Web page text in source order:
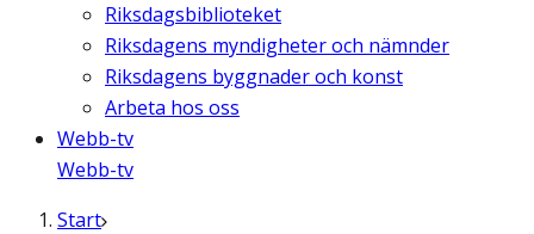
Riksdagsbiblioteket
Riksdagens myndigheter och nämnder
Riksdagens byggnader och konst
Arbeta hos oss
Webb-tv
Webb-tv
Start